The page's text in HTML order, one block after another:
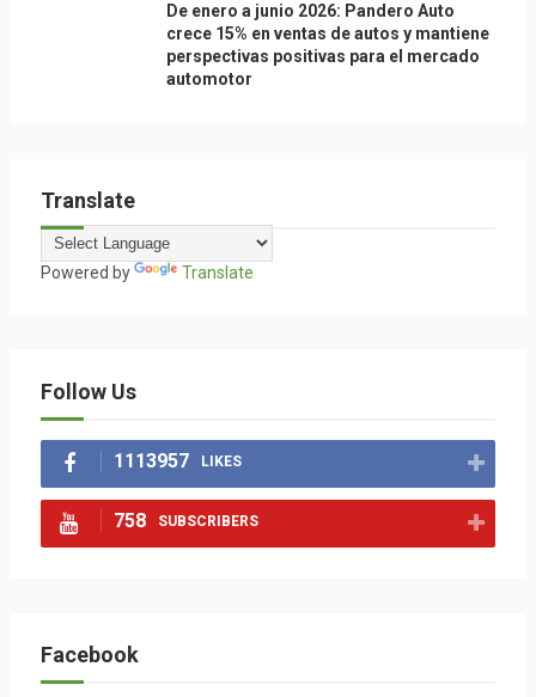
De enero a junio 2026: Pandero Auto
crece 15% en ventas de autos y mantiene
perspectivas positivas para el mercado
automotor
Translate
Powered by Translate
Follow Us
1113957 LIKES
758 SUBSCRIBERS
Facebook